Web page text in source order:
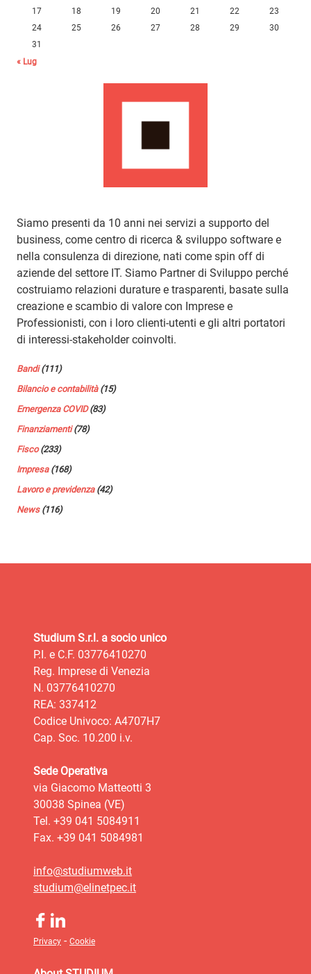
17
18 19 20 21 22
23
24
25 26 27 28 29
30
31
« Lug
Siamo presenti da 10 anni nei servizi a supporto del
business, come centro di ricerca & sviluppo software e
nella consulenza di direzione, nati come spin off di
aziende del settore IT. Siamo Partner di Sviluppo perché
costruiamo relazioni durature e trasparenti, basate sulla
creazione e scambio di valore con Imprese e
Professionisti, con i loro clienti-utenti e gli altri portatori
di interessi-stakeholder coinvolti.
Bandi(111)
Bilancio e contabilità(15)
Emergenza COVID(83)
Finanziamenti(78)
Fisco(233)
Impresa(168)
Lavoro e previdenza(42)
News(116)
Studium S.r.l. a socio unico
P.I. e C.F. 03776410270
Reg. Imprese di Venezia
N. 03776410270
REA: 337412
Codice Univoco: A4707H7
Cap. Soc. 10.200 i.v.
Sede Operativa
via Giacomo Matteotti 3
30038 Spinea (VE)
Tel. +39 041 5084911
Fax. +39 041 5084981
info@studiumweb.it
studium@elinetpec.it
Privacy - Cookie